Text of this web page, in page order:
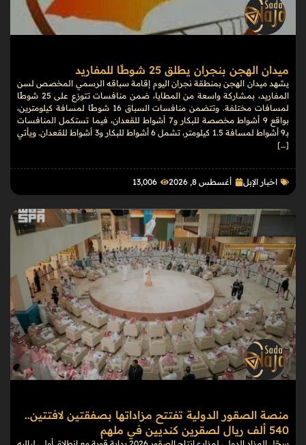
ميدان الهجن بنجران يطلق 25 شوطًا للمفاريد
يشهد ميدان الهجن بمنطقة نجران اليوم إقامة سباقه الرسمي المخصص لسن
المفاريد، بمشاركة واسعة من المطايا، ضمن منافسات تتوزع على 25 شوطًا
لمسافات مختلفة. وتتضمن منافسات السباق 16 شوطًا لمسافة كيلومترين،
بواقع 9 أشواط مخصصة للبكار و7 أشواط للقعدان، فيما تستكمل المنافسات
بـ9 أشواط لمسافة 1.5 كيلومتر، تشمل 6 أشواط للبكار و3 أشواط للقعدان. ويأتي
[…]
اخبار الإبل أغسطس 8, 2026 13٬006
منصة الصقور الدولية تفتتح مزاداتها بصفقتين لافتتين..
540 ألف ريال لصقرين كنديين في ملهم